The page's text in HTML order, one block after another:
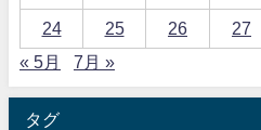
24 25 26 27
« 5月
7月 »
タグ